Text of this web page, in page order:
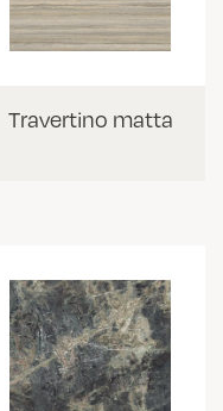
Travertino matta